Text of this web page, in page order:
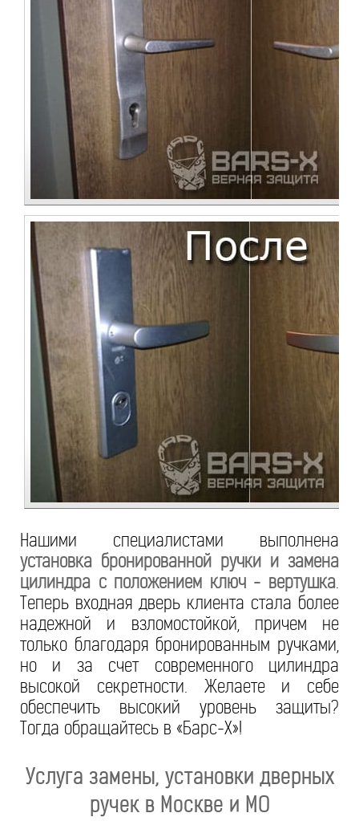
Нашими специалистами выполнена
установка бронированной ручки и замена
цилиндра с положением ключ - вертушка.
Теперь входная дверь клиента стала более
надежной и взломостойкой, причем не
только благодаря бронированным ручками,
но и за счет современного цилиндра
высокой секретности. Желаете и себе
обеспечить высокий уровень защиты?
Тогда обращайтесь в «Барс-Х»!
Услуга замены, установки дверных
ручек в Москве и МО